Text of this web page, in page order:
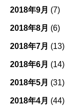
2018年9月 (7)
2018年8月 (6)
2018年7月 (13)
2018年6月 (14)
2018年5月 (31)
2018年4月 (44)